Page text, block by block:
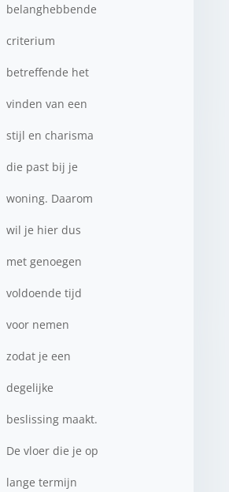
belanghebbende
criterium
betreffende het
vinden van een
stijl en charisma
die past bij je
woning. Daarom
wil je hier dus
met genoegen
voldoende tijd
voor nemen
zodat je een
degelijke
beslissing maakt.
De vloer die je op
lange termijn